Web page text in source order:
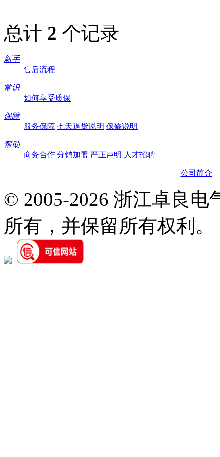
总计 2 个记录
新手
售后流程
常识
如何享受质保
保障
服务保障 七天退货说明 保修说明
帮助
商务合作 分销加盟 严正声明 人才招聘
公司简介
© 2005-2026 浙江卓良
所有，并保留所有权利。